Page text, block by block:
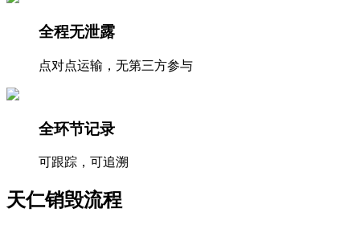
全程无泄露
点对点运输，无第三方参与
全环节记录
可跟踪，可追溯
天仁销毁流程